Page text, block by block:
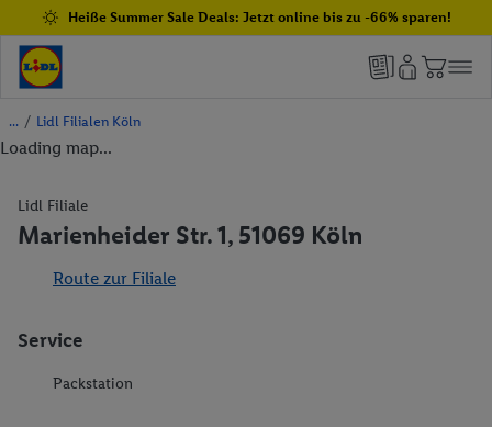
Heiße Summer Sale Deals: Jetzt online bis zu -66% sparen!
/ Lidl Filialen Köln
Loading map...
Lidl Filiale
Marienheider Str. 1, 51069 Köln
Route zur Filiale
Service
Packstation